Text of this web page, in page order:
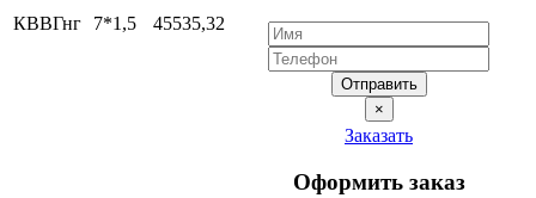
КВВГнг 7*1,5 45535,32
Отправить
×
Заказать
Оформить заказ